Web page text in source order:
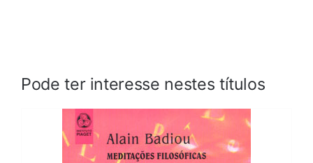
Pode ter interesse nestes títulos